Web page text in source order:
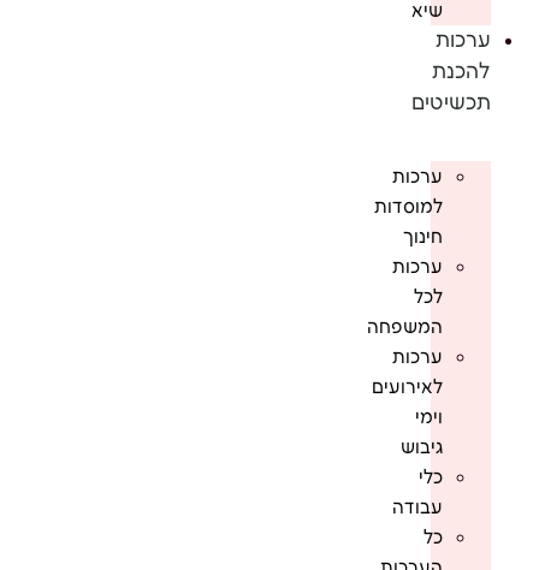
שיא
ערכות
להכנת
תכשיטים
ערכות
למוסדות
חינוך
ערכות
לכל
המשפחה
ערכות
לאירועים
וימי
גיבוש
כלי
עבודה
כל